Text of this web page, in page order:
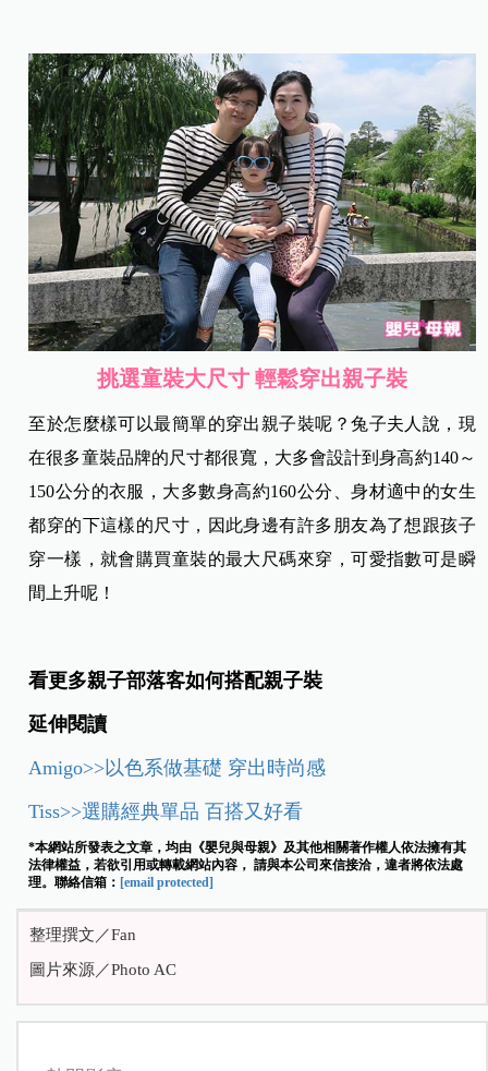
挑選童裝大尺寸 輕鬆穿出親子裝
至於怎麼樣可以最簡單的穿出親子裝呢？兔子夫人說，現
在很多童裝品牌的尺寸都很寬，大多會設計到身高約140～
150公分的衣服，大多數身高約160公分、身材適中的女生
都穿的下這樣的尺寸，因此身邊有許多朋友為了想跟孩子
穿一樣，就會購買童裝的最大尺碼來穿，可愛指數可是瞬
間上升呢！
看更多親子部落客如何搭配親子裝
延伸閱讀
Amigo>>以色系做基礎 穿出時尚感
Tiss>>選購經典單品 百搭又好看
*本網站所發表之文章，均由《嬰兒與母親》及其他相關著作權人依法擁有其
法律權益，若欲引用或轉載網站內容， 請與本公司來信接洽，違者將依法處
理。聯絡信箱： [email protected]
整理撰文／Fan
圖片來源／Photo AC